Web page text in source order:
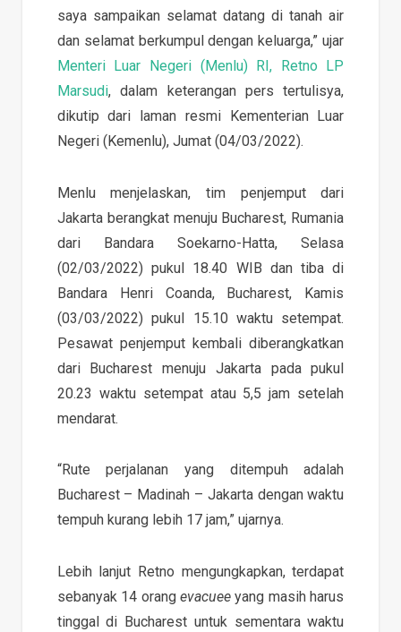
saya sampaikan selamat datang di tanah air
dan selamat berkumpul dengan keluarga,” ujar
Menteri Luar Negeri (Menlu) RI, Retno LP
Marsudi, dalam keterangan pers tertulisya,
dikutip dari laman resmi Kementerian Luar
Negeri (Kemenlu), Jumat (04/03/2022).
Menlu menjelaskan, tim penjemput dari
Jakarta berangkat menuju Bucharest, Rumania
dari Bandara Soekarno-Hatta, Selasa
(02/03/2022) pukul 18.40 WIB dan tiba di
Bandara Henri Coanda, Bucharest, Kamis
(03/03/2022) pukul 15.10 waktu setempat.
Pesawat penjemput kembali diberangkatkan
dari Bucharest menuju Jakarta pada pukul
20.23 waktu setempat atau 5,5 jam setelah
mendarat.
“Rute perjalanan yang ditempuh adalah
Bucharest – Madinah – Jakarta dengan waktu
tempuh kurang lebih 17 jam,” ujarnya.
Lebih lanjut Retno mengungkapkan, terdapat
sebanyak 14 orang evacuee yang masih harus
tinggal di Bucharest untuk sementara waktu